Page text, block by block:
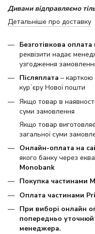
Дивани відправляємо
Детальніше про доставку
Безготівкова оплата
реквізити надає
узгодження
Післяплата – карткою
курʼєру Нової пошти
Якщо товар в наявності
суми замовлення
Якщо товар
загальної суми
Онлайн-оплата на
якого банку через
Monobank
Покупка частинами
Оплата частинами
При виборі онлайн
попередньо
менеджера.